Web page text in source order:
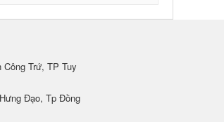
Công Trứ, TP Tuy
Đạo, Tp Đồng